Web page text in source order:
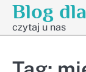
Skip
content
Blog
czytaj u nas